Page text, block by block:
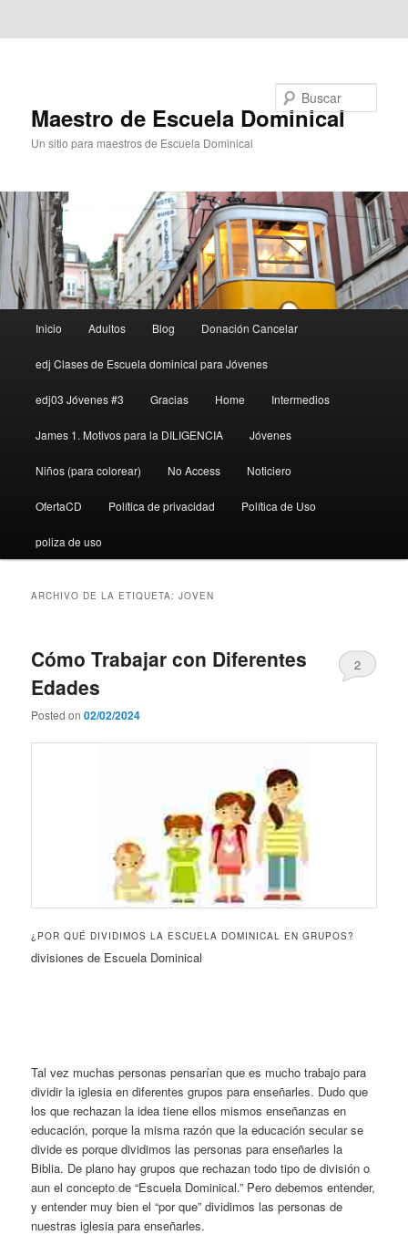
Maestro de Escuela Dominical
Un sitio para maestros de Escuela Dominical
principal
Inicio Adultos Blog Donación Cancelar
edj Clases de Escuela dominical para Jóvenes
edj03 Jóvenes #3 Gracias Home Intermedios
James 1. Motivos para la DILIGENCIA Jóvenes
Niños (para colorear) No Access Noticiero
OfertaCD Política de privacidad Política de Uso
poliza de uso
ARCHIVO DE LA ETIQUETA:JOVEN
Cómo Trabajar con Diferentes
Edades
Posted on02/02/2024
2
¿POR QUÉ DIVIDIMOS LA ESCUELA DOMINICAL EN GRUPOS?
divisiones de Escuela Dominical
Tal vez muchas personas pensarían que es mucho trabajo para
dividir la iglesia en diferentes grupos para enseñarles. Dudo que
los que rechazan la idea tiene ellos mismos enseñanzas en
educación, porque la misma razón que la educación secular se
divide es porque dividimos las personas para enseñarles la
Biblia. De plano hay grupos que rechazan todo tipo de división o
aun el concepto de “Escuela Dominical.” Pero debemos entender,
y entender muy bien el “por que” dividimos las personas de
nuestras iglesia para enseñarles.